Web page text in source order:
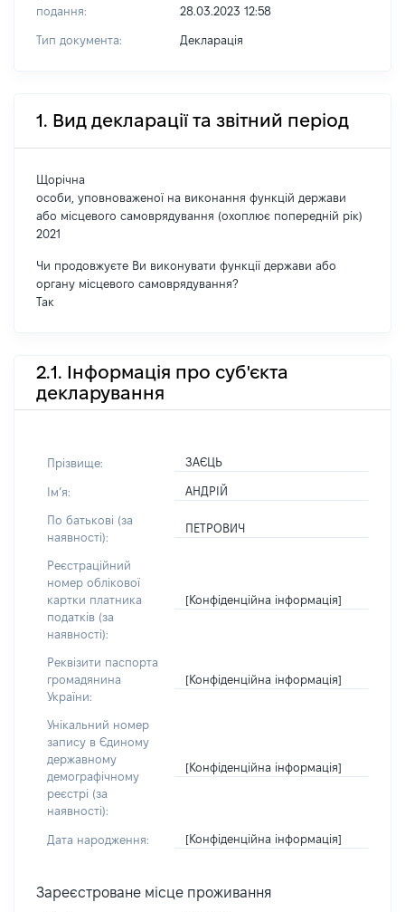
подання:
28.03.2023 12:58
Тип документа: Декларація
1. Вид декларації та звітний період
Щорічна
особи, уповноваженої на виконання функцій держави
або місцевого самоврядування (охоплює попередній рік)
2021
Чи продовжуєте Ви виконувати функції держави або
органу місцевого самоврядування?
Так
2.1. Інформація про суб'єкта
декларування
Прізвище: ЗАЄЦЬ
Імʼя: АНДРІЙ
По батькові (за
наявності):
ПЕТРОВИЧ
Реєстраційний
номер облікової
картки платника
податків (за
наявності):
[Конфіденційна інформація]
Реквізити паспорта
громадянина
України:
[Конфіденційна інформація]
Унікальний номер
запису в Єдиному
державному
демографічному
реєстрі (за
наявності):
[Конфіденційна інформація]
Дата народження: [Конфіденційна інформація]
Зареєстроване місце проживання